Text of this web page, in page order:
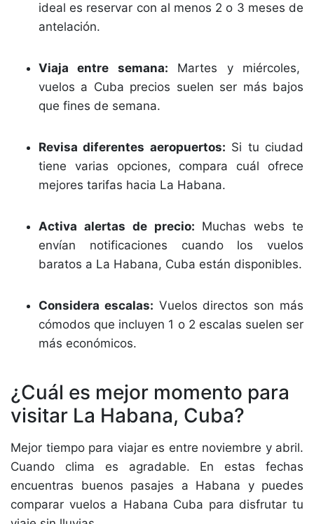
ideal es reservar con al menos 2 o 3 meses de
antelación.
Viaja entre semana: Martes y miércoles,
vuelos a Cuba precios suelen ser más bajos
que fines de semana.
Revisa diferentes aeropuertos: Si tu ciudad
tiene varias opciones, compara cuál ofrece
mejores tarifas hacia La Habana.
Activa alertas de precio: Muchas webs te
envían notificaciones cuando los vuelos
baratos a La Habana, Cuba están disponibles.
Considera escalas: Vuelos directos son más
cómodos que incluyen 1 o 2 escalas suelen ser
más económicos.
¿Cuál es mejor momento para
visitar La Habana, Cuba?
Mejor tiempo para viajar es entre noviembre y abril.
Cuando clima es agradable. En estas fechas
encuentras buenos pasajes a Habana y puedes
comparar vuelos a Habana Cuba para disfrutar tu